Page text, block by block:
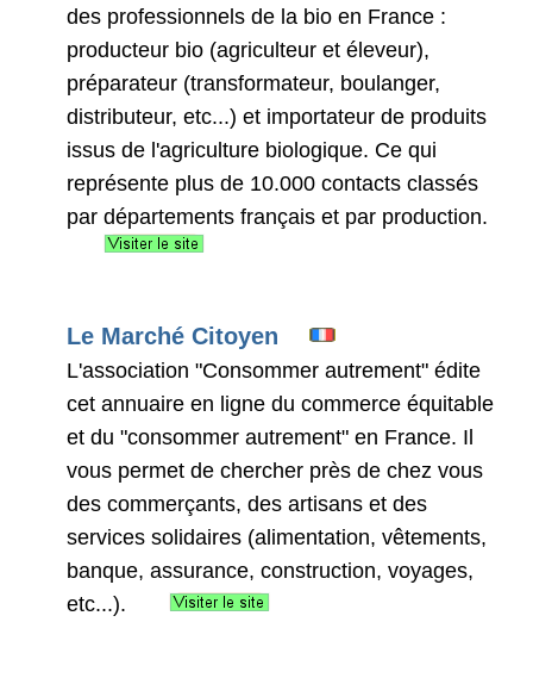
des professionnels de la bio en France :
producteur bio (agriculteur et éleveur),
préparateur (transformateur, boulanger,
distributeur, etc...) et importateur de produits
issus de l'agriculture biologique. Ce qui
représente plus de 10.000 contacts classés
par départements français et par production.
Le Marché Citoyen
L'association "Consommer autrement" édite
cet annuaire en ligne du commerce équitable
et du "consommer autrement" en France. Il
vous permet de chercher près de chez vous
des commerçants, des artisans et des
services solidaires (alimentation, vêtements,
banque, assurance, construction, voyages,
etc...).